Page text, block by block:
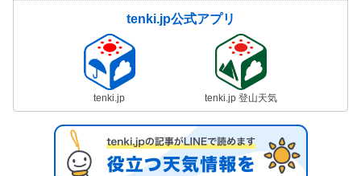
tenki.jp公式アプリ
tenki.jp tenki.jp 登山天気